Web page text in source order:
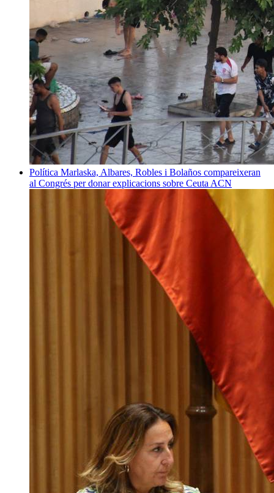
Política Marlaska, Albares, Robles i Bolaños compareixeran
al Congrés per donar explicacions sobre Ceuta ACN